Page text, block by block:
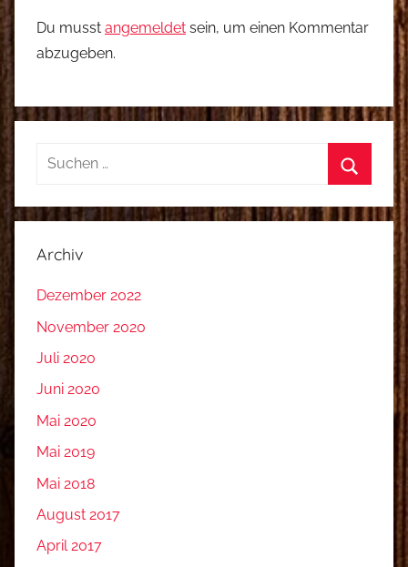
Du musst angemeldet sein, um einen Kommentar
abzugeben.
Suchen
Suchen
Archiv
Dezember 2022
November 2020
Juli 2020
Juni 2020
Mai 2020
Mai 2019
Mai 2018
August 2017
April 2017